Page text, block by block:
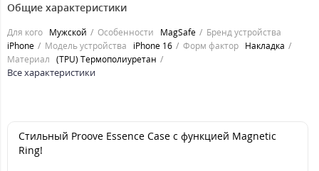
Общие характеристики
Для кого Мужской Особенности MagSafe
Бренд устройства
iPhone
Модель устройства iPhone 16 Форм фактор Накладка
Материал (TPU) Термополиуретан
Все характеристики
Стильный Proove Essence Case с функцией Magnetic
Ring!